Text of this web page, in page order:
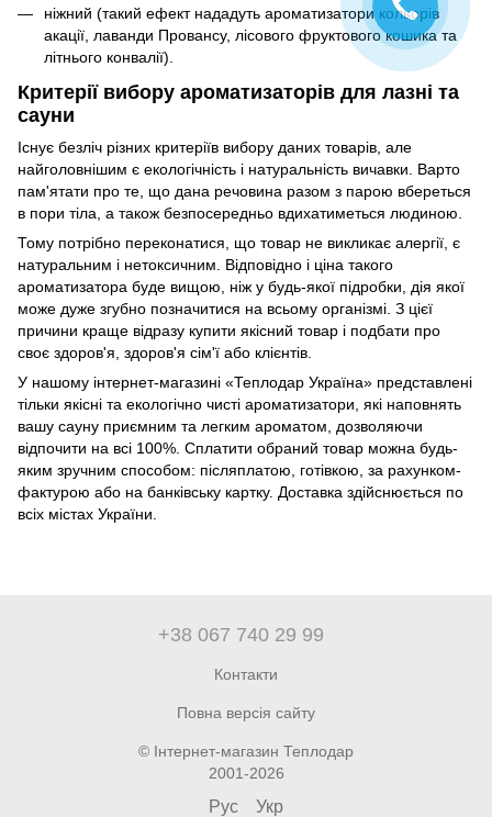
ніжний (такий ефект нададуть ароматизатори кольорів
акації, лаванди Провансу, лісового фруктового кошика та
літнього конвалії).
Критерії вибору ароматизаторів для лазні та
сауни
Існує безліч різних критеріїв вибору даних товарів, але
найголовнішим є екологічність і натуральність вичавки. Варто
пам'ятати про те, що дана речовина разом з парою вбереться
в пори тіла, а також безпосередньо вдихатиметься людиною.
Тому потрібно переконатися, що товар не викликає алергії, є
натуральним і нетоксичним. Відповідно і ціна такого
ароматизатора буде вищою, ніж у будь-якої підробки, дія якої
може дуже згубно позначитися на всьому організмі. З цієї
причини краще відразу купити якісний товар і подбати про
своє здоров'я, здоров'я сім'ї або клієнтів.
У нашому інтернет-магазині «Теплодар Україна» представлені
тільки якісні та екологічно чисті ароматизатори, які наповнять
вашу сауну приємним та легким ароматом, дозволяючи
відпочити на всі 100%. Сплатити обраний товар можна будь-
яким зручним способом: післяплатою, готівкою, за рахунком-
фактурою або на банківську картку. Доставка здійснюється по
всіх містах України.
+38 067 740 29 99
Контакти
Повна версія сайту
© Інтернет-магазин Теплодар
2001-2026
Рус Укр